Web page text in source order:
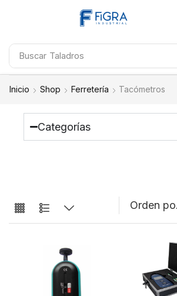
Buscar Soldadoras
Inicio Shop Ferretería Tacómetros
Categorías